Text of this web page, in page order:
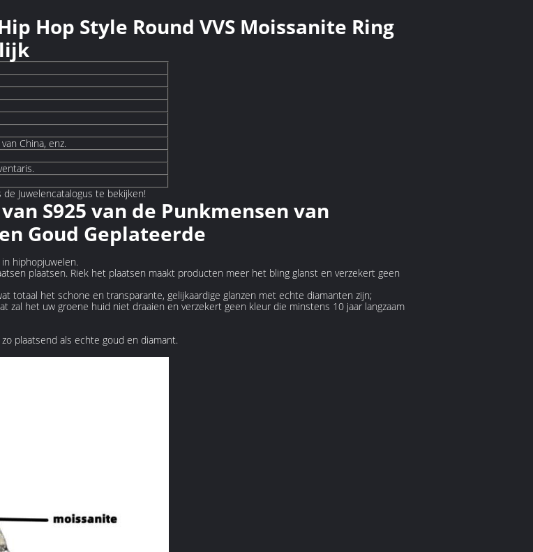
Hop Style Round VVS Moissanite Ring
China, enz.
Juwelencatalogus te bekijken!
S925 van de Punkmensen van
Goud Geplateerde
hiphopjuwelen.
plaatsen. Riek het plaatsen maakt producten meer het bling glanst en verzekert geen
totaal het schone en transparante, gelijkaardige glanzen met echte diamanten zijn;
zal het uw groene huid niet draaien en verzekert geen kleur die minstens 10 jaar langzaam
plaatsend als echte goud en diamant.